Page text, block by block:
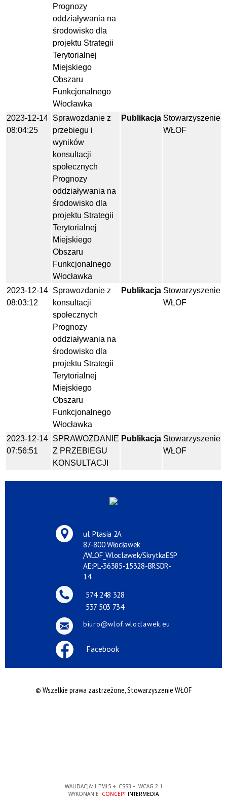
Prognozy
oddziaływania na
środowisko dla
projektu Strategii
Terytorialnej
Miejskiego
Obszaru
Funkcjonalnego
Włocławka
2023-12-14
08:04:25
Sprawozdanie z
przebiegu i
wyników
konsultacji
społecznych
Prognozy
oddziaływania na
środowisko dla
projektu Strategii
Terytorialnej
Miejskiego
Obszaru
Funkcjonalnego
Włocławka
Publikacja Stowarzyszenie
WŁOF
2023-12-14
08:03:12
Sprawozdanie z
konsultacji
społecznych
Prognozy
oddziaływania na
środowisko dla
projektu Strategii
Terytorialnej
Miejskiego
Obszaru
Funkcjonalnego
Włocławka
Publikacja Stowarzyszenie
WŁOF
2023-12-14
07:56:51
SPRAWOZDANIE
Z PRZEBIEGU
KONSULTACJI
Publikacja Stowarzyszenie
WŁOF
ul. Ptasia 2A
87-800 Włocławek
/WLOF_Wloclawek/SkrytkaESP
AE:PL-36385-15328-BRSDR-
14
574 248 328
537 503 734
biuro@wlof.wloclawek.eu
Facebook
© Wszelkie prawa zastrzeżone, Stowarzyszenie WŁOF
WALIDACJA: HTML5 + CSS3 + WCAG 2.1
WYKONANIE CONCEPTINTERMEDIA